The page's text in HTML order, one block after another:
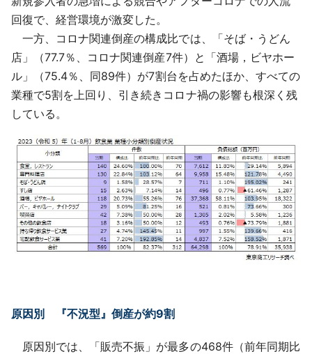
回復で、経営環境が激変した。
一方、コロナ関連倒産の構成比では、「そば・うどん
店」（77.7％、コロナ関連倒産7件）と「酒場，ビヤホー
ル」（75.4％、同89件）が7割台を占めたほか、すべての
業種で5割を上回り、引き続きコロナ禍の影響も根深く残
している。
原因別 『不況型』倒産が約9割
原因別では、「販売不振」が最多の468件（前年同期比